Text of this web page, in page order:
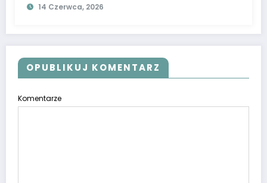
14 Czerwca, 2026
OPUBLIKUJ KOMENTARZ
Komentarze